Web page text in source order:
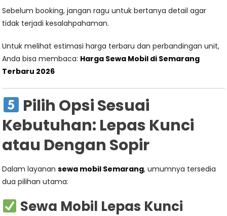
Sebelum booking, jangan ragu untuk bertanya detail agar
tidak terjadi kesalahpahaman.
Untuk melihat estimasi harga terbaru dan perbandingan unit,
Anda bisa membaca: Harga Sewa Mobil di Semarang
Terbaru 2026
Pilih Opsi Sesuai
Kebutuhan: Lepas Kunci
atau Dengan Sopir
Dalam layanansewa mobil Semarang, umumnya tersedia
dua pilihan utama:
Sewa Mobil Lepas Kunci